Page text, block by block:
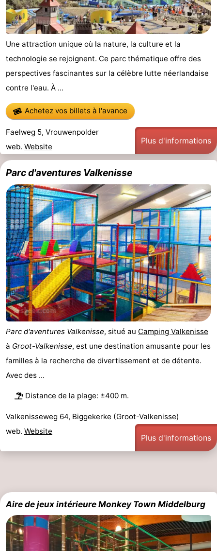
Une attraction unique où la nature, la culture et la
technologie se rejoignent. Ce parc thématique offre des
perspectives fascinantes sur la célèbre lutte néerlandaise
contre l'eau. À ...
Achetez vos billets à l'avance
Faelweg 5, Vrouwenpolder
web. Website
Plus d'informations
Parc d'aventures Valkenisse
Parc d'aventures Valkenisse, situé au Camping Valkenisse
à Groot-Valkenisse, est une destination amusante pour les
familles à la recherche de divertissement et de détente.
Avec des ...
Distance de la plage: ±400 m.
Valkenisseweg 64, Biggekerke (Groot-Valkenisse)
web. Website
Plus d'informations
Aire de jeux intérieure Monkey Town Middelburg